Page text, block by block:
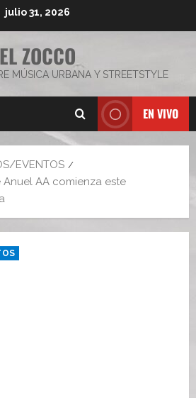
julio 31, 2026
EL ZOCCO
MÚSICA URBANA Y STREETSTYLE
EN VIVO
EVENTOS
AA comienza este